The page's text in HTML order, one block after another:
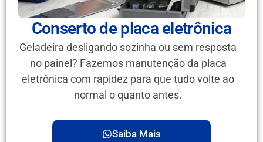
Conserto de placa eletrônica
Geladeira desligando sozinha ou sem resposta
no painel? Fazemos manutenção da placa
eletrônica com rapidez para que tudo volte ao
normal o quanto antes.
Saiba Mais